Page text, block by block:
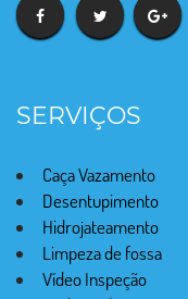
SERVIÇOS
Caça Vazamento
Desentupimento
Hidrojateamento
Limpeza de fossa
Vídeo Inspeção